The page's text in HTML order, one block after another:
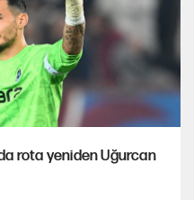
rota yeniden Uğurcan